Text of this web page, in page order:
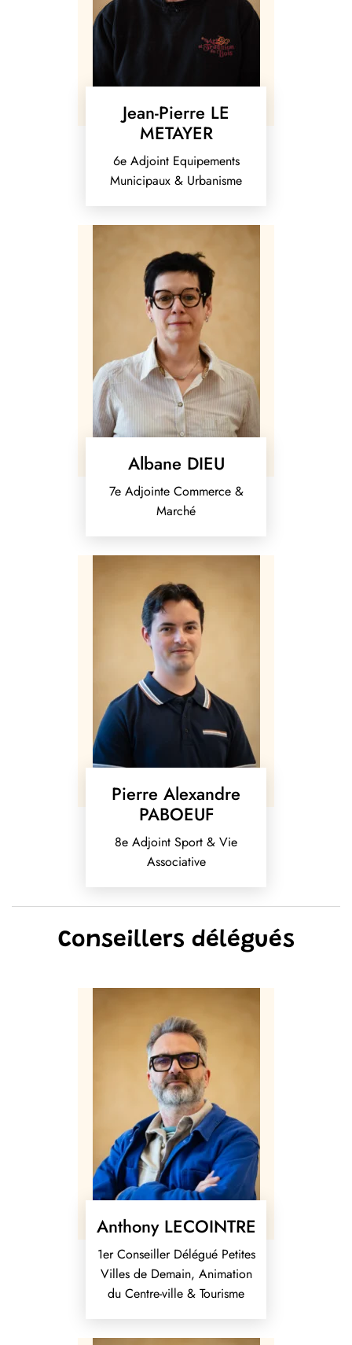
Jean-Pierre LE
METAYER
6e Adjoint Equipements
Municipaux & Urbanisme
Albane DIEU
7e Adjointe Commerce &
Marché
Pierre Alexandre
PABOEUF
8e Adjoint Sport & Vie
Associative
Conseillers délégués
Anthony LECOINTRE
1er Conseiller Délégué Petites
Villes de Demain, Animation
du Centre-ville & Tourisme